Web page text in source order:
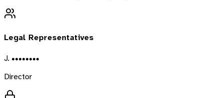
Legal Representatives
J. ••••••••
Director